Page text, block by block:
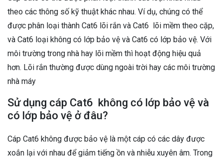
theo các thông số kỹ thuật khác nhau. Ví dụ, chúng có thể
được phân loại thành Cat6 lõi rắn và Cat6 lõi mềm theo cặp,
và Cat6 loại không có lớp bảo vệ và Cat6 có lớp bảo vệ. Với
môi trường trong nhà hay lõi mềm thì hoạt động hiệu quả
hơn. Lõi rắn thường được dùng ngoài trời hay các môi trường
nhà máy
Sử dụng cáp Cat6 không có lớp bảo vệ và
có lớp bảo vệ ở đâu?
Cáp Cat6 không được bảo vệ là một cáp có các dây được
xoắn lại với nhau để giảm tiếng ồn và nhiễu xuyên âm. Trong